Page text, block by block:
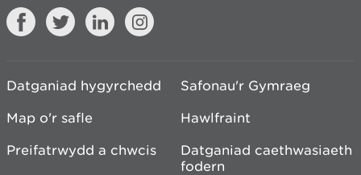
Datganiad hygyrchedd
Safonau'r Gymraeg
Map o'r safle
Hawlfraint
Preifatrwydd a chwcis
Datganiad caethwasiaeth
fodern